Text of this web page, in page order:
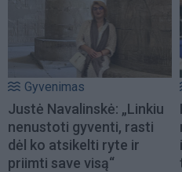
Gyvenimas
Justė Navalinskė: „Linkiu
nenustoti gyventi, rasti
dėl ko atsikelti ryte ir
priimti save visą“